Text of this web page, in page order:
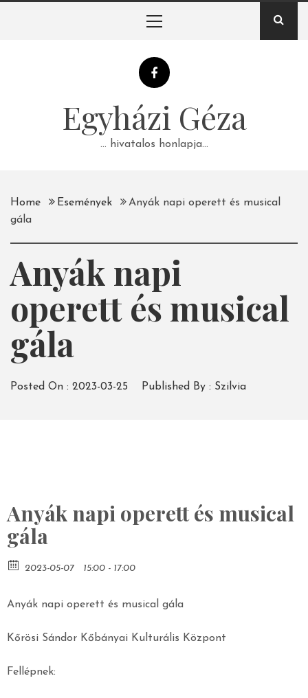
Egyházi Géza
… hivatalos honlapja…
Home Események
Anyák napi operett és musical
gála
Anyák napi
operett és musical
gála
Posted On : 2023-03-25 Published By : Szilvia
Anyák napi operett és musical
gála
2023-05-07 15:00 - 17:00
Anyák napi operett és musical gála
Kőrösi Sándor Kőbányai Kulturális Központ
Fellépnek: